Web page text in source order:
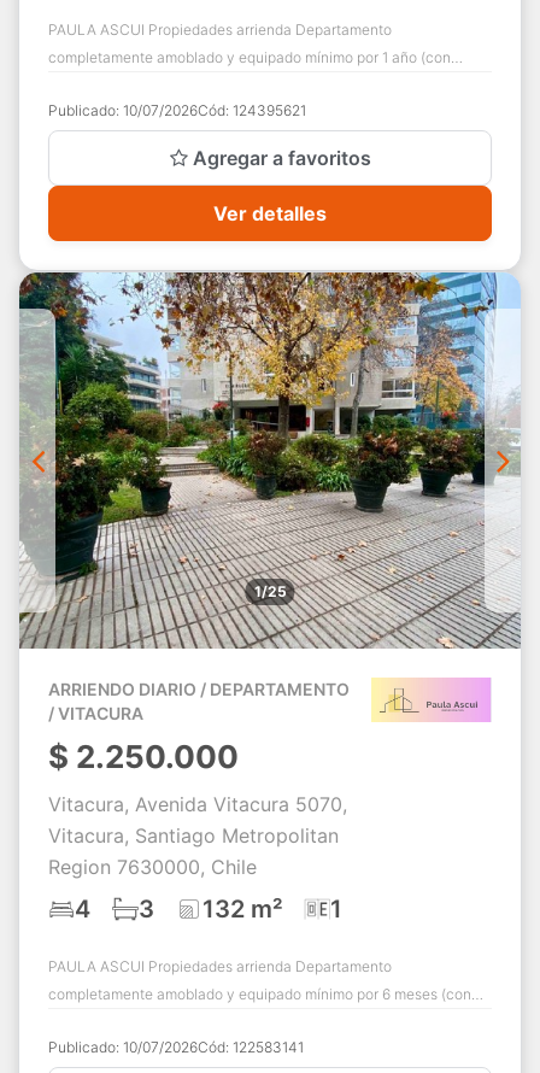
PAULA ASCUI Propiedades arrienda Departamento
completamente amoblado y equipado mínimo por 1 año (con
Publicado: 10/07/2026Cód: 124395621
Agregar a favoritos
Ver detalles
1/25
ARRIENDO DIARIO / DEPARTAMENTO
/ VITACURA
$ 2.250.000
Vitacura, Avenida Vitacura 5070,
Vitacura, Santiago Metropolitan
Region 7630000, Chile
4 3 132 m² 1
PAULA ASCUI Propiedades arrienda Departamento
completamente amoblado y equipado mínimo por 6 meses (con
Publicado: 10/07/2026Cód: 122583141